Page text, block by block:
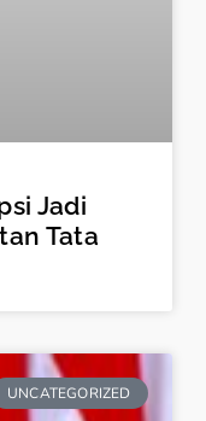
Jadi
Tata
UNCATEGORIZED